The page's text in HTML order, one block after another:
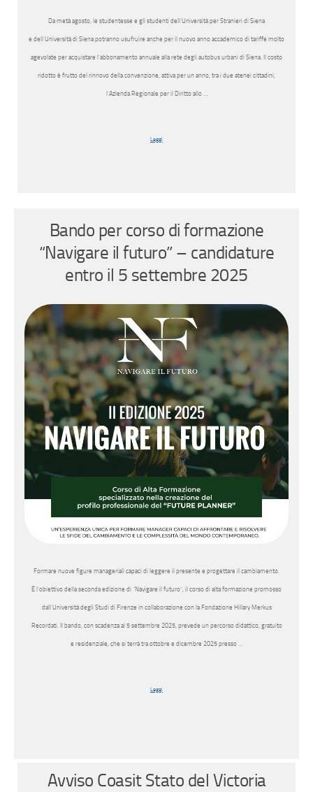
Da metà agosto, le studentesse e gli studenti dell’Università per Stranieri di Siena
e dell’Università di Siena potranno usufruire anche per il nuovo anno accademico di tariffe molto
agevolate per acquistare l’abbonamento annuale alla rete degli autobus urbani di Siena. Il costo
ridotto è frutto del rinnovo della convenzione, attiva per un anno, tra i due atenei cittadini,
l’Azienda Regionale per il Diritto allo …
Leggi
Bando per corso di formazione
“Navigare il futuro” – candidature
entro il 5 settembre 2025
Formare nuove figure manageriali capaci di leggere il presente e progettare il cambiamento.
È l’obiettivo della seconda edizione di “Navigare il futuro”, il corso di alta formazione promosso
dall’Università degli Studi di Firenze in collaborazione con la Fondazione Hillary Merkus
Recordati. Il bando, con scadenza al 5 settembre 2025, prevede un percorso didattico, gratuito
e residenziale, che si terrà tra ottobre e dicembre 2025 presso …
Leggi
Avviso Coasit Stato del Victoria